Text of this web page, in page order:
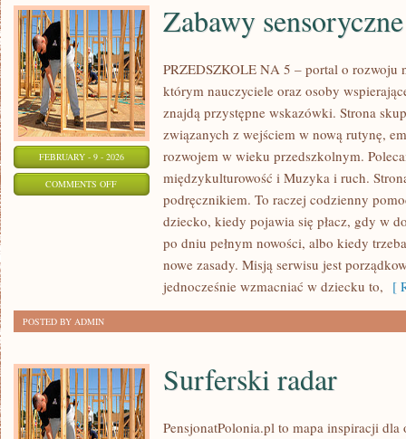
FEBRUARY - 9 - 2026
COMMENTS OFFON
SENSORYCZNE
Zabawy sensoryczne
PRZEDSZKOLE NA 5 – portal o rozwoju
którym nauczyciele oraz osoby
znajdą przystępne wskazówki. Strona
związanych z wejściem w nową rutynę,
rozwojem w wieku przedszkolnym.
międzykulturowość i Muzyka i ruch.
podręcznikiem. To raczej codzienny
dziecko, kiedy pojawia się płacz, gdy w
po dniu pełnym nowości, albo kiedy
nowe zasady. Misją serwisu jest
jednocześnie wzmacniać w dziecku to, [
POSTED BY ADMIN
Surferski radar
PensjonatPolonia.pl to mapa inspiracji